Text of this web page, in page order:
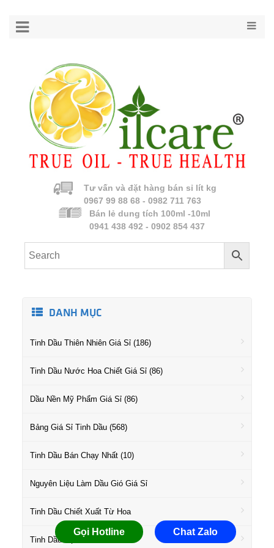
Tư vấn và đặt hàng bán sỉ lít kg
0967 99 88 68 - 0982 711 763
Bán lẻ dung tích 100ml -10ml
0941 438 492 - 0902 854 437
DANH MỤC
Tinh Dầu Thiên Nhiên Giá Sỉ (186)
Tinh Dầu Nước Hoa Chiết Giá Sỉ (86)
Dầu Nền Mỹ Phẩm Giá Sỉ (86)
Bảng Giá Sỉ Tinh Dầu (568)
Tinh Dầu Bán Chạy Nhất (10)
Nguyên Liệu Làm Dầu Gió Giá Sỉ
Tinh Dầu Chiết Xuất Từ Hoa
Tinh Dầu Họ Gỗ Giá Sỉ
Gọi Hotline Chat Zalo